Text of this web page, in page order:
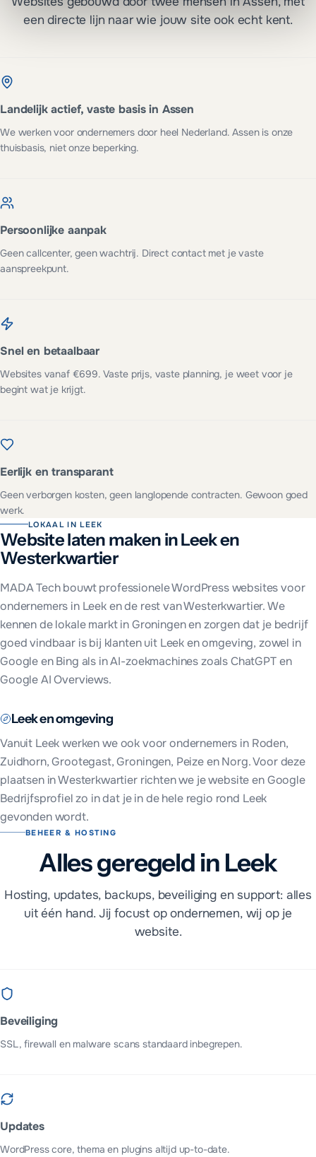
een directe lijn naar wie jouw site ook echt kent.
Landelijk actief, vaste basis in Assen
We werken voor ondernemers door heel Nederland. Assen is onze
thuisbasis, niet onze beperking.
Persoonlijke aanpak
Geen callcenter, geen wachtrij. Direct contact met je vaste
aanspreekpunt.
Snel en betaalbaar
Websites vanaf €699. Vaste prijs, vaste planning, je weet voor je
begint wat je krijgt.
Eerlijk en transparant
Geen verborgen kosten, geen langlopende contracten. Gewoon goed
werk.
LOKAAL INLEEK
Website laten maken inLeeken
Westerkwartier
MADA Tech bouwt professionele WordPress websites voor
ondernemers in Leeken de rest vanWesterkwartier. We
kennen de lokale markt inGroningenen zorgen dat je bedrijf
goed vindbaar is bij klanten uit Leeken omgeving, zowel in
Google en Bing als in AI-zoekmachines zoals ChatGPT en
Google AI Overviews.
Leeken omgeving
Vanuit Leekwerken we ook voor ondernemers in Roden,
Zuidhorn, Grootegast, Groningen, Peize en Norg. Voor deze
plaatsen inWesterkwartierrichten we je website en Google
Bedrijfsprofiel zo in dat je in de hele regio rond Leek
gevonden wordt.
BEHEER & HOSTING
Alles geregeld in Leek
Hosting, updates, backups, beveiliging en support: alles
uit één hand. Jij focust op ondernemen, wij op je
website.
Beveiliging
SSL, firewall en malware scans standaard inbegrepen.
Updates
WordPress core, thema en plugins altijd up-to-date.